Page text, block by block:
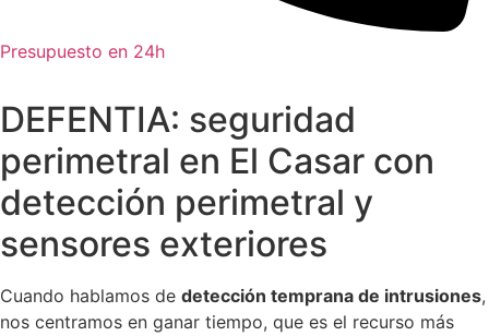
Presupuesto en 24h
DEFENTIA: seguridad
perimetral en El Casar con
detección perimetral y
sensores exteriores
Cuando hablamos de detección temprana de intrusiones,
nos centramos en ganar tiempo, que es el recurso más